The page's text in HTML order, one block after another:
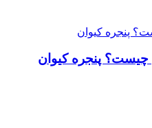
چیست؟ پنجره کیوان